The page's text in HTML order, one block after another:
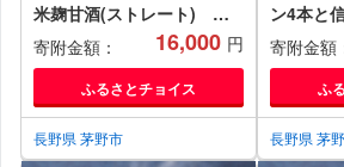
米麹甘酒(ストレート)
900ml×6本【1576481】
寄附金額： 16,000 円
ふるさとチョイス
長野県 茅野市
ン4本と
う・いち
10本)【
寄附金額
ふ
長野県 茅